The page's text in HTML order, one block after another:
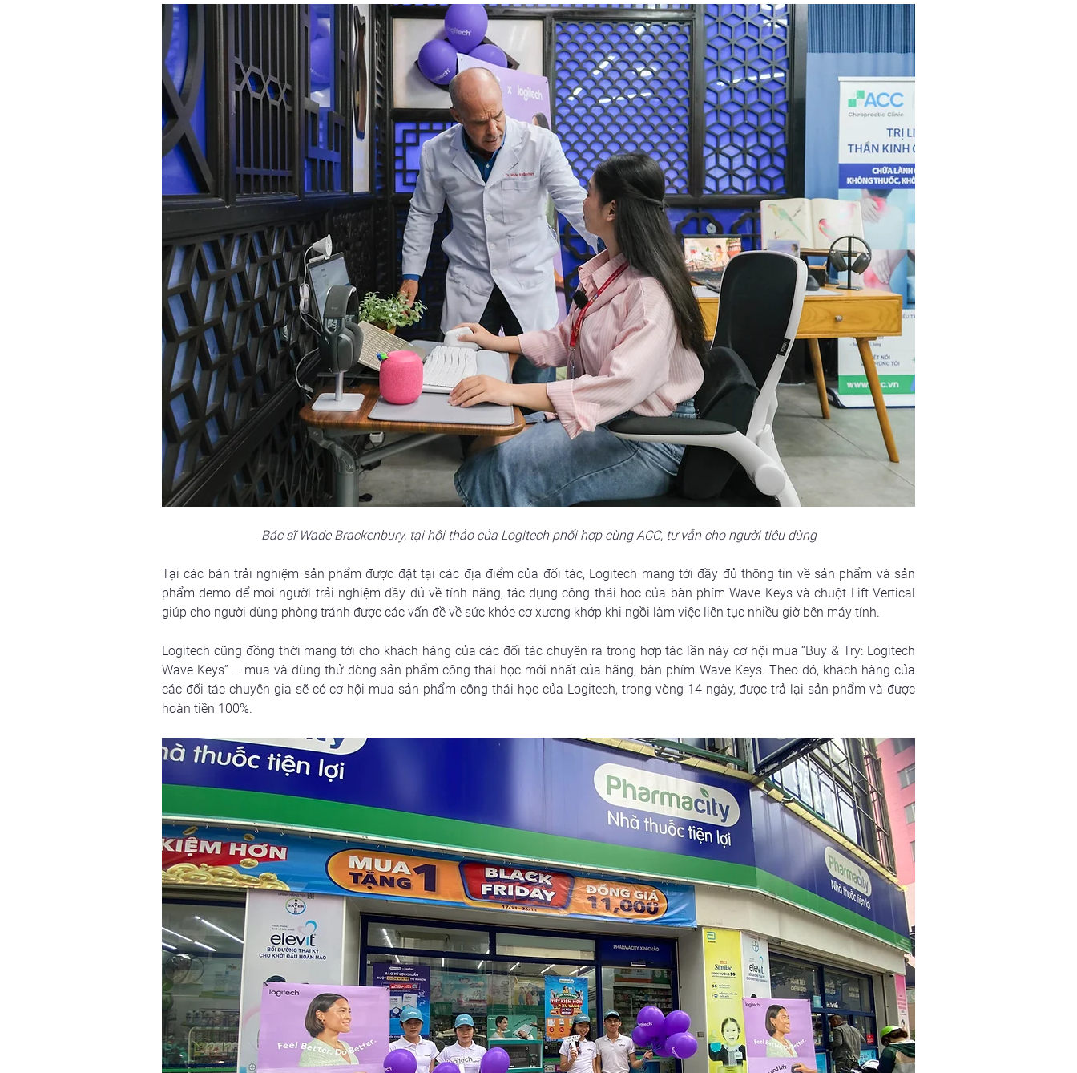
Bác sĩ Wade Brackenbury, tại hội thảo của Logitech phối hợp cùng ACC, tư vẫn cho người tiêu dùng
Tại các bàn trải nghiệm sản phẩm được đặt tại các địa điểm của đối tác, Logitech mang tới đầy đủ thông tin về sản phẩm và sản
phẩm demo để mọi người trải nghiệm đầy đủ về tính năng, tác dụng công thái học của bàn phím Wave Keys và chuột Lift Vertical
giúp cho người dùng phòng tránh được các vấn đề về sức khỏe cơ xương khớp khi ngồi làm việc liên tục nhiều giờ bên máy tính.
Logitech cũng đồng thời mang tới cho khách hàng của các đối tác chuyên ra trong hợp tác lần này cơ hội mua “Buy & Try: Logitech
Wave Keys” – mua và dùng thử dòng sản phẩm công thái học mới nhất của hãng, bàn phím Wave Keys. Theo đó, khách hàng của
các đối tác chuyên gia sẽ có cơ hội mua sản phẩm công thái học của Logitech, trong vòng 14 ngày, được trả lại sản phẩm và được
hoàn tiền 100%.